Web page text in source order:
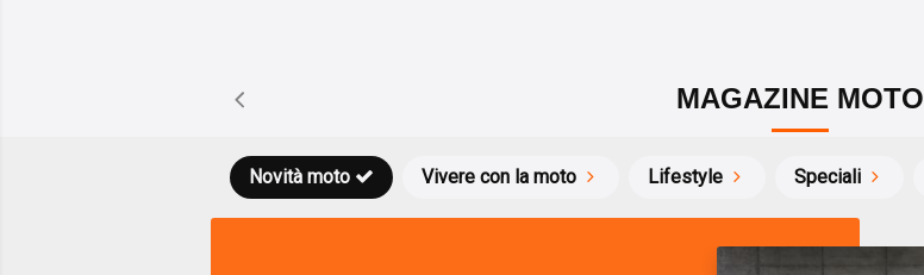
MAGAZINE MOTO
Novità moto Vivere con la moto Lifestyle Speciali